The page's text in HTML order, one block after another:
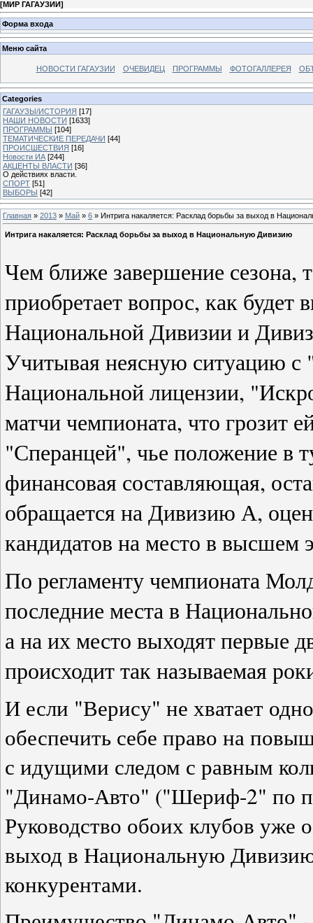
[МИР ГАГАУЗИИ]
Форма входа
Меню сайта
НОВОСТИ ГАГАУЗИИ ОЧЕВИДЕЦ ПРОГРАММЫ ФОТОГАЛЛЕРЕЯ
Categories
ГАГАУЗЫ/ИСТОРИЯ [17]
НАШИ НОВОСТИ [1633]
ПРОГРАММЫ [104]
ТЕМАТИЧЕСКИЕ ПЕРЕДАЧИ [44]
ПРОИСШЕСТВИЯ [16]
Новости ИА [244]
АКЦЕНТЫ ВЛАСТИ [36]
О действиях власти.
СПОРТ [51]
ВЫБОРЫ [42]
Главная » 2013 » Май » 6 » Интрига накаляется: Расклад борьбы за выход в
Интрига накаляется: Расклад борьбы за выход в Национальную Дивизию
Чем ближе завершение сезона,
приобретает вопрос, как будет
Национальной Дивизии и
Учитывая неясную ситуацию
Национальной лицензии,
матчи чемпионата, что грозит
"Сперанцей", чье положение в
финансовая составляющая,
обращается на Дивизию А,
кандидатов на место в высшем
По регламенту чемпионата
последние места в
а на их место выходят первые
происходит так называемая
И если "Верису" не хватает
обеспечить себе право на
с идущими следом с равным
"Динамо-Авто" ("Шериф-2" по
Руководство обоих клубов уже
выход в Национальную
конкурентами.